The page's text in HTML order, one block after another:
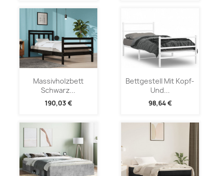
Massivholzbett
Schwarz...
190,03 €
Bettgestell Mit Kopf-
Und...
98,64 €